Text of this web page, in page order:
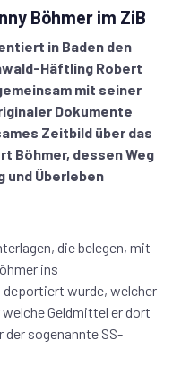
Böhmer im ZiB
in Baden den
Häftling Robert
mit seiner
Dokumente
Zeitbild über das
Böhmer, dessen Weg
und Überleben
die belegen, mit
ins
wurde, welcher
Geldmittel er dort
der sogenannte SS-